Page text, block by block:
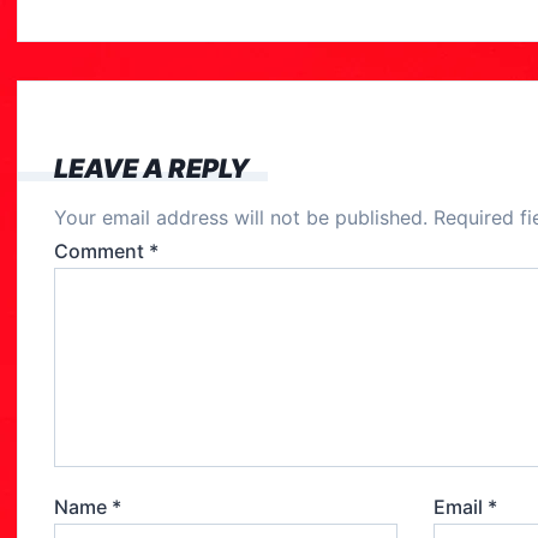
c
e
k
LEAVE A REPLY
Your email address will not be published. Required
Comment *
Name * Email *